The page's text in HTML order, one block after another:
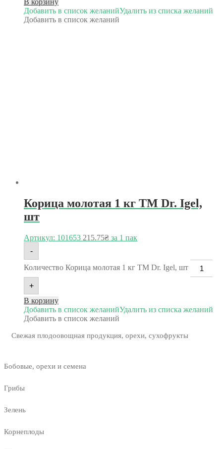
В корзину
Добавить в список желанийУдалить из списка желаний
Добавить в список желаний
Корица молотая 1 кг TM Dr. Igel,
шт
Артикул: 101653 215.75₴ за 1 пак
-
Количество Корица молотая 1 кг TM Dr. Igel, шт
+
В корзину
Добавить в список желанийУдалить из списка желаний
Добавить в список желаний
Свежая плодоовощная продукция, орехи, сухофрукты
Бобовые, орехи и семена
Грибы
Зелень
Корнеплоды